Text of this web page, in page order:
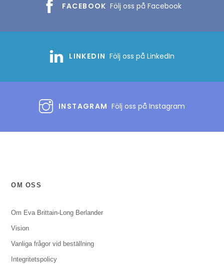
FACEBOOK Följ oss på Facebook
LINKEDIN Följ oss på LinkedIn
INSTAGRAM Följ oss på Instagram
OM OSS
Om Eva Brittain-Long Berlander
Vision
Vanliga frågor vid beställning
Integritetspolicy